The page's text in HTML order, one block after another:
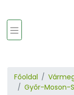
Főoldal
Győr-Moson-